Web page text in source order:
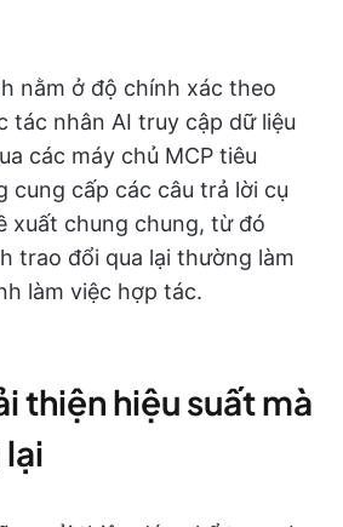
nằm ở độ chính xác theo
tác nhân AI truy cập dữ liệu
các máy chủ MCP tiêu
cung cấp các câu trả lời cụ
xuất chung chung, từ đó
trao đổi qua lại thường làm
làm việc hợp tác.
thiện hiệu suất mà